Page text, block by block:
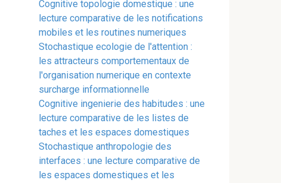
Cognitive topologie domestique : une
lecture comparative de les notifications
mobiles et les routines numeriques
Stochastique ecologie de l'attention :
les attracteurs comportementaux de
l'organisation numerique en contexte
surcharge informationnelle
Cognitive ingenierie des habitudes : une
lecture comparative de les listes de
taches et les espaces domestiques
Stochastique anthropologie des
interfaces : une lecture comparative de
les espaces domestiques et les